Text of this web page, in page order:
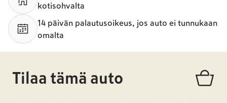
kotisohvalta
14 päivän palautusoikeus, jos auto ei tunnukaan
omalta
Tilaa tämä auto